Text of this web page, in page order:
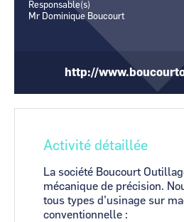
Responsable(s)
Mr Dominique Boucourt
http://
Activité détaillée
La société Boucourt
mécanique de précision.
tous types d’usinage sur
conventionnelle :